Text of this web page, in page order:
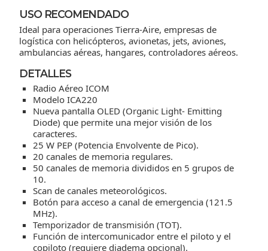
USO RECOMENDADO
Ideal para operaciones Tierra-Aire, empresas de
logística con helicópteros, avionetas, jets, aviones,
ambulancias aéreas, hangares, controladores aéreos.
DETALLES
Radio Aéreo ICOM
Modelo ICA220
Nueva pantalla OLED (Organic Light- Emitting
Diode) que permite una mejor visión de los
caracteres.
25 W PEP (Potencia Envolvente de Pico).
20 canales de memoria regulares.
50 canales de memoria divididos en 5 grupos de
10.
Scan de canales meteorológicos.
Botón para acceso a canal de emergencia (121.5
MHz).
Temporizador de transmisión (TOT).
Función de intercomunicador entre el piloto y el
copiloto (requiere diadema opcional).